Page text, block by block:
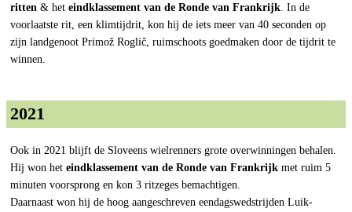
ritten & het eindklassement van de Ronde van Frankrijk . In de
voorlaatste rit, een klimtijdrit, kon hij de iets meer van 40 seconden op
zijn landgenoot Primož Roglič, ruimschoots goedmaken door de tijdrit te
winnen.
2021
Ook in 2021 blijft de Sloveens wielrenners grote overwinningen behalen.
Hij won het eindklassement van de Ronde van Frankrijk met ruim 5
minuten voorsprong en kon 3 ritzeges bemachtigen.
Daarnaast won hij de hoog aangeschreven eendagswedstrijden Luik-